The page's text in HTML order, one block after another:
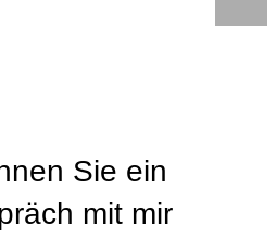
Sie ein
mit mir